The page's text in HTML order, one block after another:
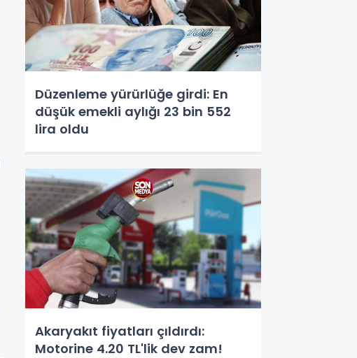
Düzenleme yürürlüğe girdi: En
düşük emekli aylığı 23 bin 552
lira oldu
Akaryakıt fiyatları çıldırdı:
Motorine 4.20 TL'lik dev zam!